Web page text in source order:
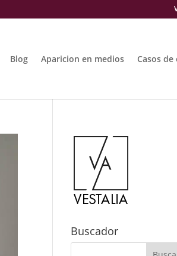
Blog Aparicion en medios Casos
Buscador